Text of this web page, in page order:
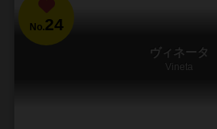
No.24
ヴィネータ
Vineta